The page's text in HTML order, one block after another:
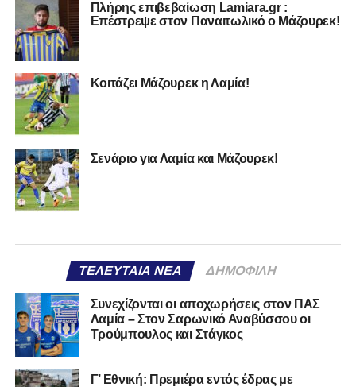
Πλήρης επιβεβαίωση Lamiara.gr :
Επέστρεψε στον Παναιτωλικό ο Μάζουρεκ!
Κοιτάζει Μάζουρεκ η Λαμία!
Σενάριο για Λαμία και Μάζουρεκ!
ΤΕΛΕΥΤΑΊΑ ΝΈΑ ΔΗΜΟΦΙΛΉ
Συνεχίζονται οι αποχωρήσεις στον ΠΑΣ
Λαμία – Στον Σαρωνικό Αναβύσσου οι
Τρούμπουλος και Στάγκος
Γ’ Εθνική: Πρεμιέρα εντός έδρας με